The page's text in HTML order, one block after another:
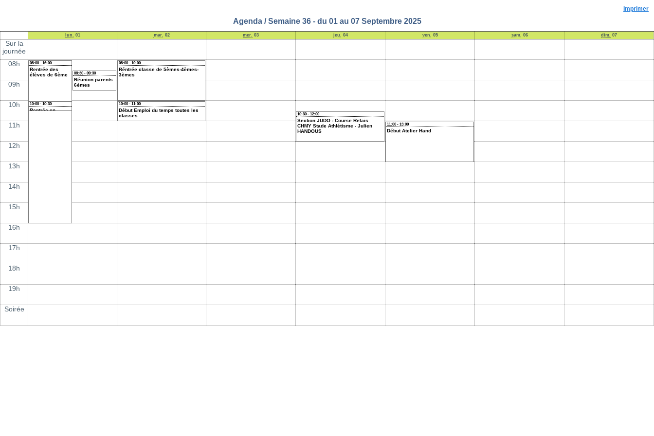
Imprimer
Agenda / Semaine 36 - du 01 au 07 Septembre 2025
08:00 - 16:00
Rentrée des
élèves de 6ème
08:30 - 09:30
Réunion parents
6èmes
10:00 - 10:30
Rentrée en
08:00 - 10:00
Réntrée classe de 5èmes-4èmes-
3èmes
10:00 - 11:00
Début Emploi du temps toutes les
classes
10:30 - 12:00
Section JUDO - Course Relais
CHMY Stade Athlétisme - Julien
HANDOUS
11:00 - 13:00
Début Atelier Hand
lun. 01 mar. 02 mer. 03 jeu. 04 ven. 05 sam. 06 dim. 07
Sur la
journée
08h
09h
10h
11h
12h
13h
14h
15h
16h
17h
18h
19h
Soirée